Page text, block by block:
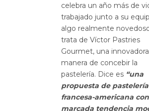
celebra un año más de
trabajado junto a su
algo realmente
trata de Víctor Pastries
Gourmet, una innovadora
manera de concebir la
pastelería. Dice es “una
propuesta de pastelería
francesa-americana
marcada tendencia